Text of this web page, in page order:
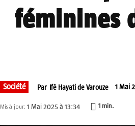
féminines
Société Par Ifê Hayati de Varouze 1 Mai
Mis à jour: 1 Mai 2025 à 13:34 1min.